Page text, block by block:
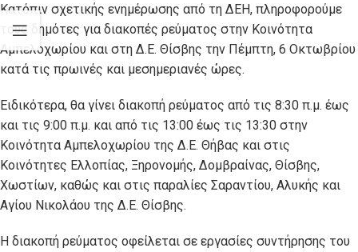
Κατόπιν σχετικής ενημέρωσης από τη ΔΕΗ, πληροφορούμε
τους δημότες για διακοπές ρεύματος στην Κοινότητα
Αμπελοχωρίου και στη Δ.Ε. Θίσβης την Πέμπτη, 6 Οκτωβρίου
κατά τις πρωινές και μεσημεριανές ώρες.
Ειδικότερα, θα γίνει διακοπή ρεύματος από τις 8:30 π.μ. έως
και τις 9:00 π.μ. και από τις 13:00 έως τις 13:30 στην
Κοινότητα Αμπελοχωρίου της Δ.Ε. Θήβας και στις
Κοινότητες Ελλοπίας, Ξηρονομής, Δομβραίνας, Θίσβης,
Χωστίων, καθώς και στις παραλίες Σαραντίου, Αλυκής και
Αγίου Νικολάου της Δ.Ε. Θίσβης.
Η διακοπή ρεύματος οφείλεται σε εργασίες συντήρησης του